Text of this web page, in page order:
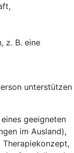
z. B. eine
unterstützen
geeigneten
im Ausland),
Therapiekonzept,